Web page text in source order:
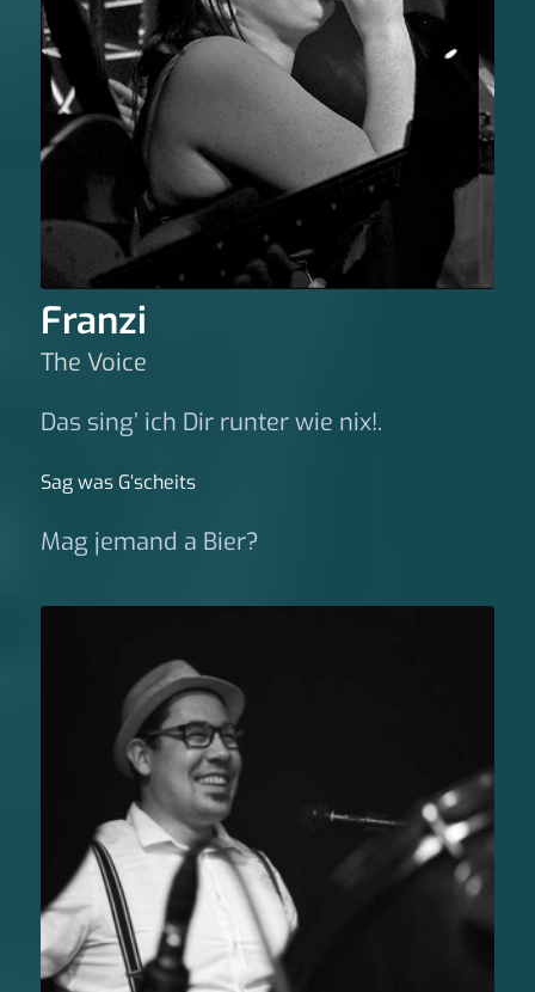
Franzi
The Voice
Das sing’ ich Dir runter wie nix!.
Sag was G‘scheits
Mag jemand a Bier?